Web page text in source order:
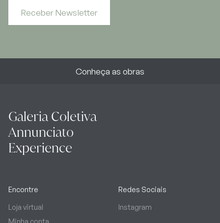
Receber Newsletter
Conheça as obras
Galeria Coletiva
Annunciato
Experience
Encontre
Loja virtual
Minha conta
Redes Sociais
Instagram